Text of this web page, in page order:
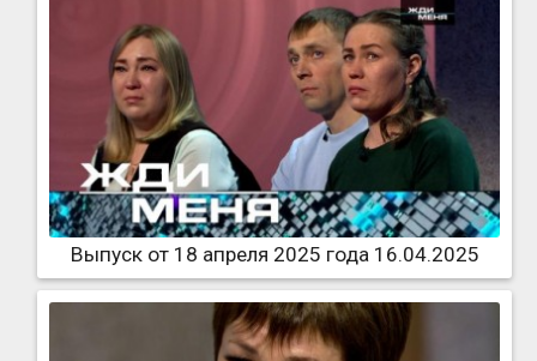
Выпуск от 18 апреля 2025 года 16.04.2025